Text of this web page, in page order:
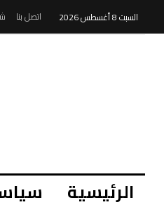
السبت 8 أغسطس 2026 اتصل بنا
الرئيسية